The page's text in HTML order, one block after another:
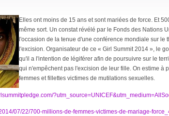
Elles ont moins de 15 ans et sont mariées de force. Et
même sort. Un constat révélé par le Fonds des Nations
l'occasion de la tenue d'une conférence mondiale sur le
l'excision. Organisateur de ce « Girl Summit 2014 », le
qu'il a l'intention de légiférer afin de poursuivre sur le
qui n'empêchent pas l'excision de leur fille. On estime à
femmes et fillettes victimes de mutilations sexuelles.
07/22/700-millions-de-femmes-victimes-de-mariage-